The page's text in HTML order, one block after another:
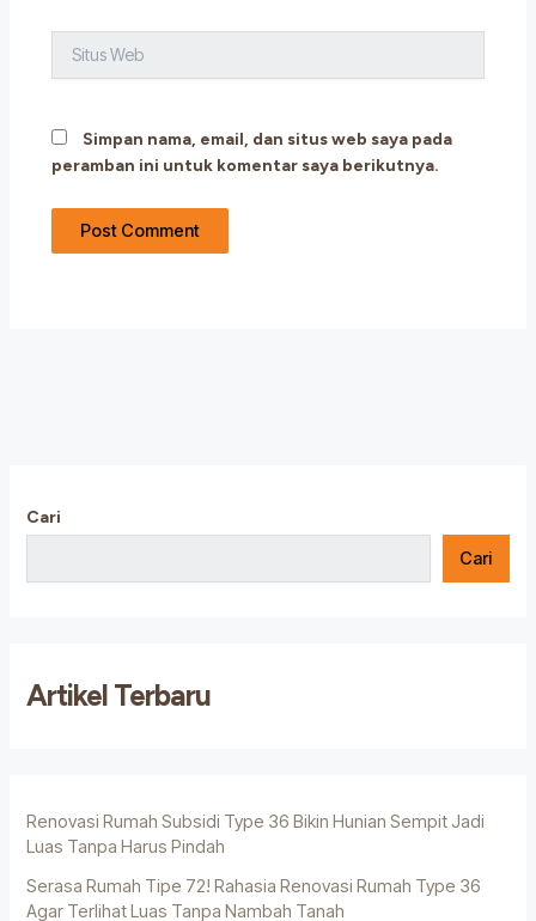
Web
Simpan nama, email, dan situs web saya pada
peramban ini untuk komentar saya berikutnya.
Cari
Cari
Artikel Terbaru
Renovasi Rumah Subsidi Type 36 Bikin Hunian Sempit Jadi
Luas Tanpa Harus Pindah
Serasa Rumah Tipe 72! Rahasia Renovasi Rumah Type 36
Agar Terlihat Luas Tanpa Nambah Tanah